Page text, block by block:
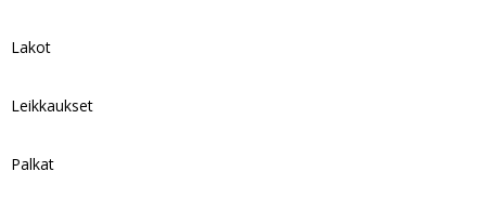
Lakot
Leikkaukset
Palkat